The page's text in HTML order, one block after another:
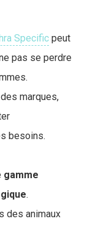
Specific peut
pas se perdre
marques,
besoins.
gamme
.
des animaux